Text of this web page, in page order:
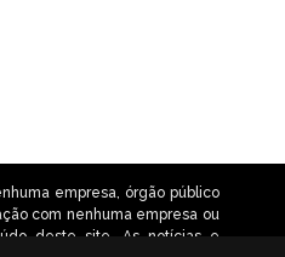
empresa, órgão público
com nenhuma empresa ou
deste site. As notícias e